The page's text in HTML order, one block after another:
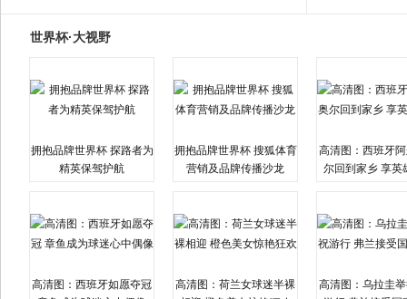
世界杯·大视野
拥抱品牌世界杯 探路者为
精英保驾护航
拥抱品牌世界杯 搜狐体育
营销及品牌传播沙龙
高清图：西班牙
尔回到家乡 享英
高清图：西班牙如愿夺冠
高清图：荷兰女球迷半裸
高清图：乌拉圭